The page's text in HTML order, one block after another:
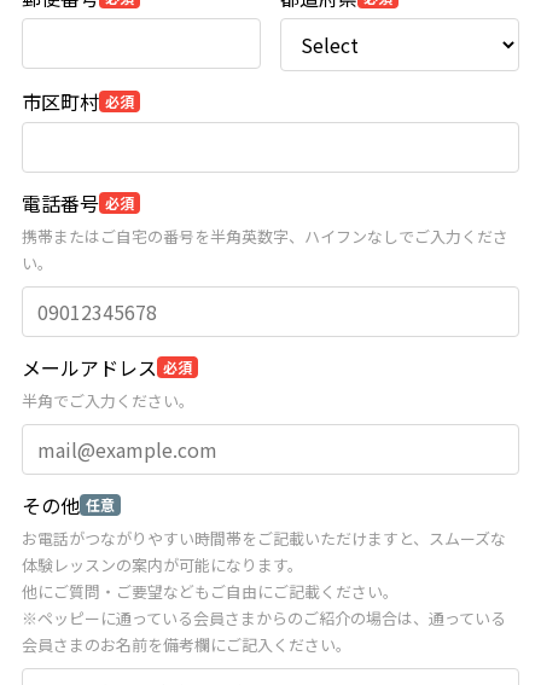
市区町村 必須
電話番号 必須
携帯またはご自宅の番号を半角英数字、ハイフンなしでご入力くださ
い。
メールアドレス 必須
半角でご入力ください。
その他 任意
お電話がつながりやすい時間帯をご記載いただけますと、スムーズな
体験レッスンの案内が可能になります。
他にご質問・ご要望などもご自由にご記載ください。
※ペッピーに通っている会員さまからのご紹介の場合は、通っている
会員さまのお名前を備考欄にご記入ください。